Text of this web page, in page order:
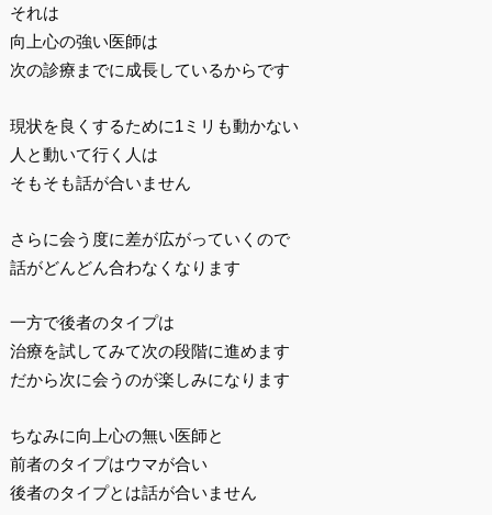
それは
向上心の強い医師は
次の診療までに成長しているからです
現状を良くするために1ミリも動かない
人と動いて行く人は
そもそも話が合いません
さらに会う度に差が広がっていくので
話がどんどん合わなくなります
一方で後者のタイプは
治療を試してみて次の段階に進めます
だから次に会うのが楽しみになります
ちなみに向上心の無い医師と
前者のタイプはウマが合い
後者のタイプとは話が合いません